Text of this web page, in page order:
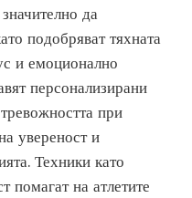
да
подобряват тяхната
и емоционално
персонализирани
при
увереност и
Техники като
помагат на атлетите